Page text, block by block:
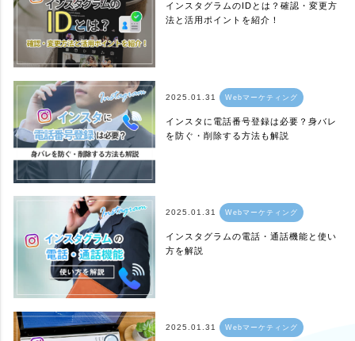
インスタグラムのIDとは？確認・変更方
法と活用ポイントを紹介！
2025.01.31 Webマーケティング
インスタに電話番号登録は必要？身バレ
を防ぐ・削除する方法も解説
2025.01.31 Webマーケティング
インスタグラムの電話・通話機能と使い
方を解説
2025.01.31 Webマーケティング